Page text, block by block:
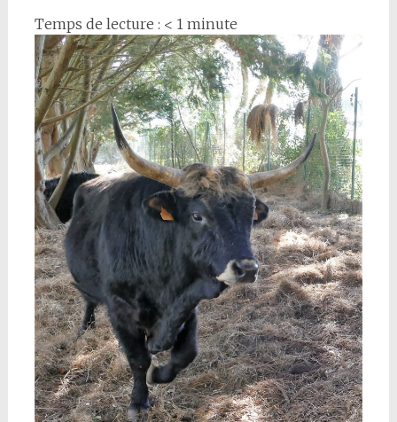
Temps de lecture : < 1 minute